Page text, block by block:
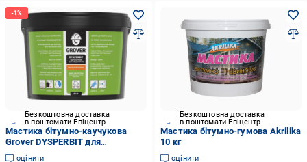
Безкоштовна доставка
в поштомати Епіцентр
Мастика бітумно-каучукова
Grover DYSPERBIT для
гідроізоляції фундаментів 10 кг
оцінити
Безкоштовна доставка
в поштомати Епіцентр
Мастика бітумно-гумова Akrilika
10 кг
оцінити